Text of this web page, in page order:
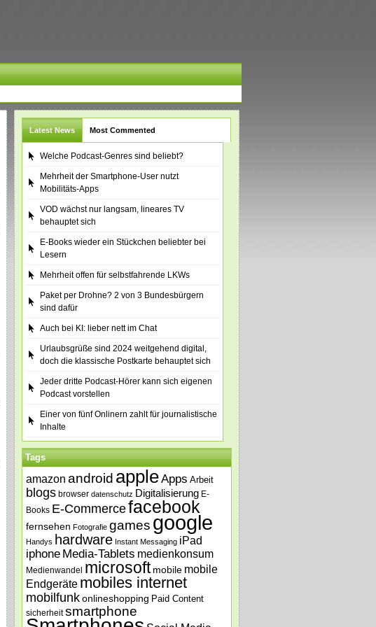
Latest News Most Commented
Welche Podcast-Genres sind beliebt?
Mehrheit der Smartphone-User nutzt
Mobilitäts-Apps
VOD wächst nur langsam, lineares TV
behauptet sich
E-Books wieder ein Stückchen beliebter bei
Lesern
Mehrheit offen für selbstfahrende LKWs
Paket per Drohne? 2 von 3 Bundesbürgern
sind dafür
Auch bei KI: lieber nett im Chat
Urlaubsgrüße sind 2024 weitgehend digital,
doch die klassische Postkarte behauptet sich
Jeder dritte Podcast-Hörer kann sich eigenen
Podcast vorstellen
Einer von fünf Onlinern zahlt für journalistische
Inhalte
Tags
amazon android appleApps Arbeit
blogs browser datenschutz Digitalisierung E-
Books E-Commercefacebook
fernsehen Fotografie games google
Handys hardware Instant Messaging iPad
iphone Media-Tablets medienkonsum
Medienwandel microsoft mobile mobile
Endgeräte mobiles internet
mobilfunkonlineshopping Paid Content
sicherheit smartphone